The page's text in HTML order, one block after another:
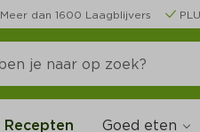
Meer dan 1600 Laagblijvers
Recepten Goed eten